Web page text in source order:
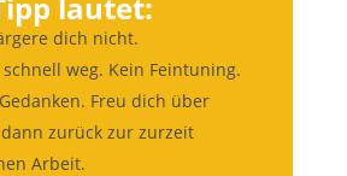
dich nicht.
schnell weg. Kein Feintuning.
Freu dich über
zurück zur zurzeit
Arbeit.